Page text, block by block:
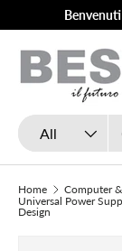
Skip to
Search
Product type
All
Home
Computer
Universal Power
Design